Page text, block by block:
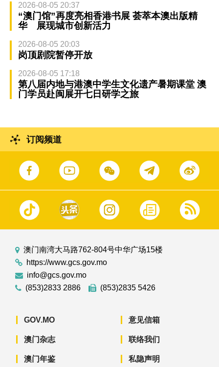
2026-08-05 20:37
“澳门馆”再度亮相香港书展 荟萃本澳出版精
华 展现城市创新活力
2026-08-05 20:03
岗顶剧院暂停开放
2026-08-05 17:18
第八届内地与港澳中学生文化遗产暑期课堂 澳
门学员赴闽展开七日研学之旅
订阅频道
澳门南湾大马路762-804号中华广场15楼
https://www.gcs.gov.mo
info@gcs.gov.mo
(853)2833 2886
(853)2835 5426
GOV.MO
澳门杂志
澳门年鉴
意见信箱
联络我们
私隐声明